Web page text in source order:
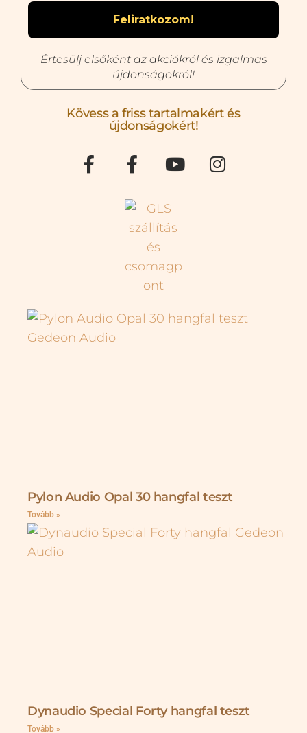
Értesülj elsőként az akciókról és izgalmas
újdonságokról!
Kövess a friss tartalmakért és
újdonságokért!
Pylon Audio Opal 30 hangfal teszt
Tovább »
Dynaudio Special Forty hangfal teszt
Tovább »